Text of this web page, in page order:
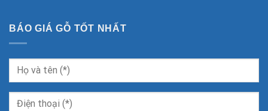
BÁO GIÁ GỖ TỐT NHẤT